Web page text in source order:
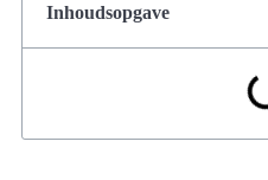
Inhoudsopgave